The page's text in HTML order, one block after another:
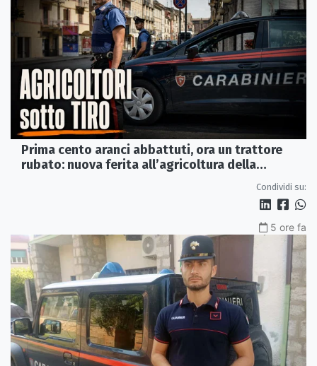
Prima cento aranci abbattuti, ora un trattore
rubato: nuova ferita all’agricoltura della
Condividi su:
5 ore fa